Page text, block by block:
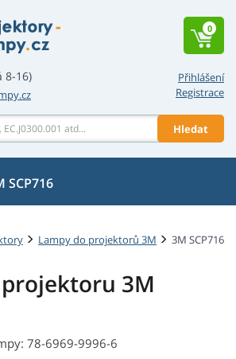
Přihlášení
Registrace
8-16)
Hledat
0
SCP716
Lampy do projektorů 3M 3M SCP716
3M
78-6969-9996-6